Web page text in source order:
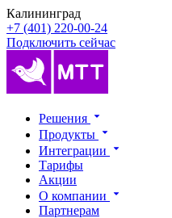
Калининград
+7 (401) 220-00-24
Подключить сейчас
Решения
Продукты
Интеграции
Тарифы
Акции
О компании
Партнерам